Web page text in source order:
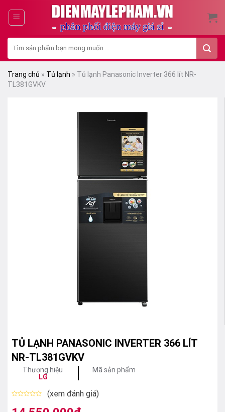
kiếm:
Trang chủ » Tủ lạnh » Tủ lạnh Panasonic Inverter 366 lít NR-
TL381GVKV
TỦ LẠNH PANASONIC INVERTER 366 LÍT
NR-TL381GVKV
Thương hiệu
LG
Mã sản phẩm
xếp
(xem đánh giá)